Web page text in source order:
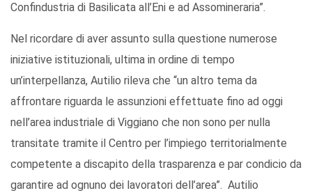
Confindustria di Basilicata all’Eni e ad Assomineraria”.
Nel ricordare di aver assunto sulla questione numerose
iniziative istituzionali, ultima in ordine di tempo
un’interpellanza, Autilio rileva che “un altro tema da
affrontare riguarda le assunzioni effettuate fino ad oggi
nell’area industriale di Viggiano che non sono per nulla
transitate tramite il Centro per l’impiego territorialmente
competente a discapito della trasparenza e par condicio da
garantire ad ognuno dei lavoratori dell’area”. Autilio